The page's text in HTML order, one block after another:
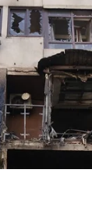
phục vụ Hội
đánh giá
cơ giới hóa